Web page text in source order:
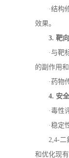
·结构
效果。
3.靶
·与靶
的副作用
·药物
4. 安
·毒性
·稳定
2,4-二
和优化现